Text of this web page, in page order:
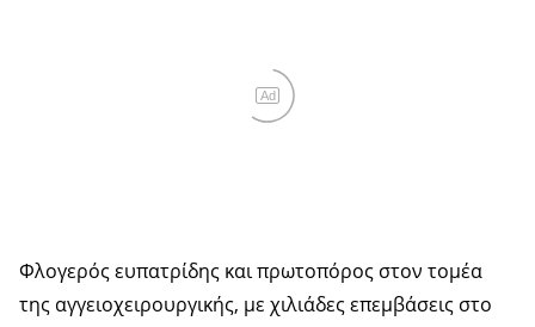
Ad
Φλογερός ευπατρίδης και πρωτοπόρος στον τομέα
της αγγειοχειρουργικής, με χιλιάδες επεμβάσεις στο